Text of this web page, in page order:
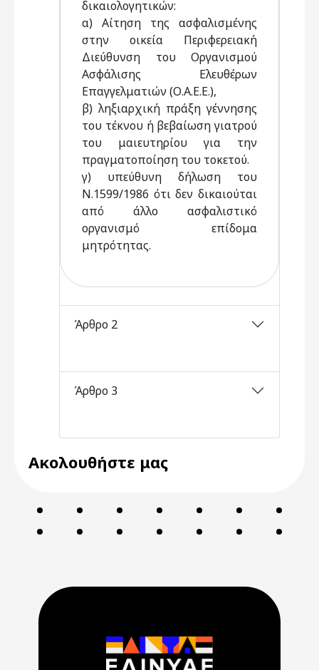
δικαιολογητικών:
α) Αίτηση της ασφαλισμένης
στην οικεία Περιφερειακή
Διεύθυνση του Οργανισμού
Ασφάλισης Ελευθέρων
Επαγγελματιών (Ο.Α.Ε.Ε.),
β) ληξιαρχική πράξη γέννησης
του τέκνου ή βεβαίωση γιατρού
του μαιευτηρίου για την
πραγματοποίηση του τοκετού.
γ) υπεύθυνη δήλωση του
Ν.1599/1986 ότι δεν δικαιούται
από άλλο ασφαλιστικό
οργανισμό επίδομα
μητρότητας.
Άρθρο 2
Άρθρο 3
Ακολουθήστε μας